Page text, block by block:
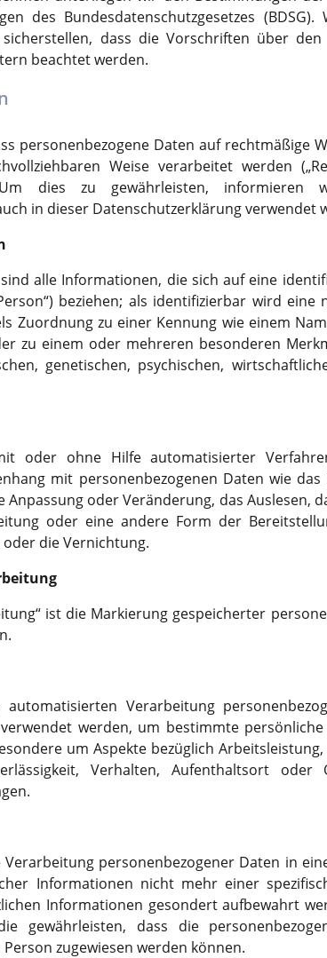
Cookie wird verwendet, um
eine Website nutzen, und hilft bei
eines Analyseberichts darüber,
Website geht. Die erhobenen
die Anzahl der Besucher, die
Form.
101278931-2
des Google Tag
um die gezielte
zu vereinfachen.
10 oder 20) und ob der Google
Filter aktiviert sein soll.
des Bundesdatenschutzgesetzes
dass die Vorschriften über
beachtet werden.
personenbezogene Daten auf rechtmäßige
Weise verarbeitet werden
Um dies zu gewährleisten,
in dieser Datenschutzerklärung verwendet
sind alle Informationen, die sich auf eine
beziehen; als identifizierbar wird
Zuordnung zu einer Kennung wie einem
zu einem oder mehreren besonderen
genetischen, psychischen,
oder ohne Hilfe automatisierter
mit personenbezogenen Daten wie
Anpassung oder Veränderung, das Auslesen,
oder eine andere Form der
die Vernichtung.
ist die Markierung gespeicherter
Verarbeitung
werden, um bestimmte
um Aspekte bezüglich
Verhalten, Aufenthaltsort
Verarbeitung personenbezogener Daten in
Informationen nicht mehr einer
Informationen gesondert aufbewahrt
gewährleisten, dass die
zugewiesen werden können.